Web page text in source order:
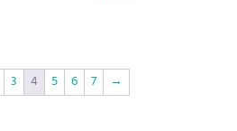
3 4 5 6 7 →